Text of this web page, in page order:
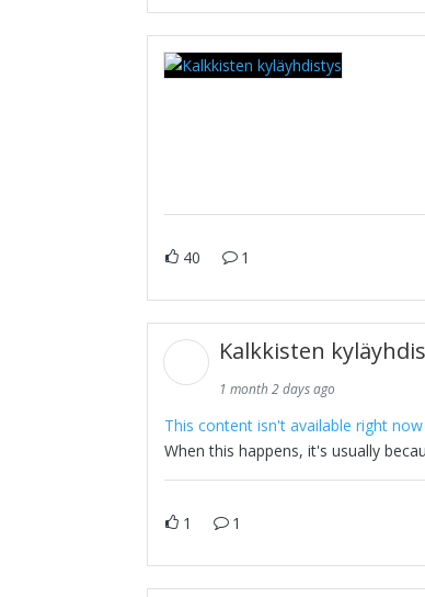
40 1
Kalkkisten
1 month 2 days ago
This content isn't available right now
When this happens, it's usually
1 1